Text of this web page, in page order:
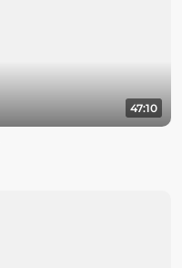
47:10